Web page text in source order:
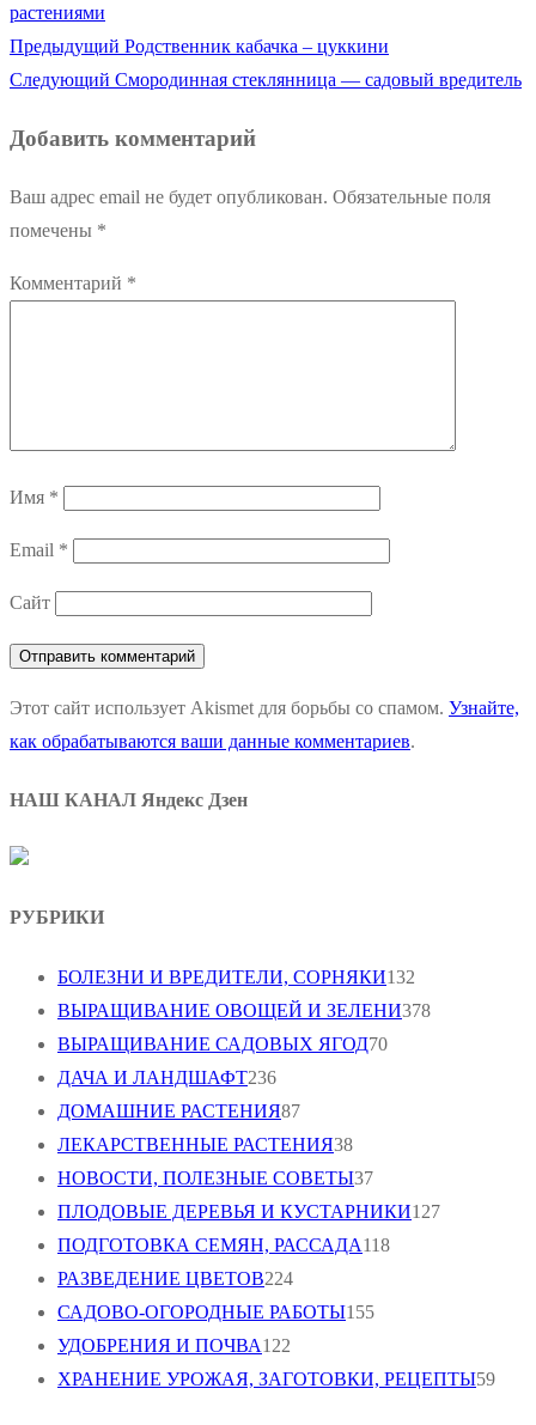
растениями
Навигация
записям
Предыдущий Предыдущая
запись:
Родственник кабачка – цуккини
Следующий Следующая
Смородинная стеклянница — садовый вредитель
Добавить комментарий
Ваш адрес email не будет опубликован. Обязательные поля
помечены *
Комментарий *
Имя *
Email *
Сайт
Этот сайт использует Akismet для борьбы со спамом. Узнайте,
как обрабатываются ваши данные комментариев.
НАШ КАНАЛ Яндекс Дзен
РУБРИКИ
БОЛЕЗНИ И ВРЕДИТЕЛИ, СОРНЯКИ132
ВЫРАЩИВАНИЕ ОВОЩЕЙ И ЗЕЛЕНИ378
ВЫРАЩИВАНИЕ САДОВЫХ ЯГОД70
ДАЧА И ЛАНДШАФТ236
ДОМАШНИЕ РАСТЕНИЯ87
ЛЕКАРСТВЕННЫЕ РАСТЕНИЯ38
НОВОСТИ, ПОЛЕЗНЫЕ СОВЕТЫ37
ПЛОДОВЫЕ ДЕРЕВЬЯ И КУСТАРНИКИ127
ПОДГОТОВКА СЕМЯН, РАССАДА118
РАЗВЕДЕНИЕ ЦВЕТОВ224
САДОВО-ОГОРОДНЫЕ РАБОТЫ155
УДОБРЕНИЯ И ПОЧВА122
ХРАНЕНИЕ УРОЖАЯ, ЗАГОТОВКИ, РЕЦЕПТЫ59